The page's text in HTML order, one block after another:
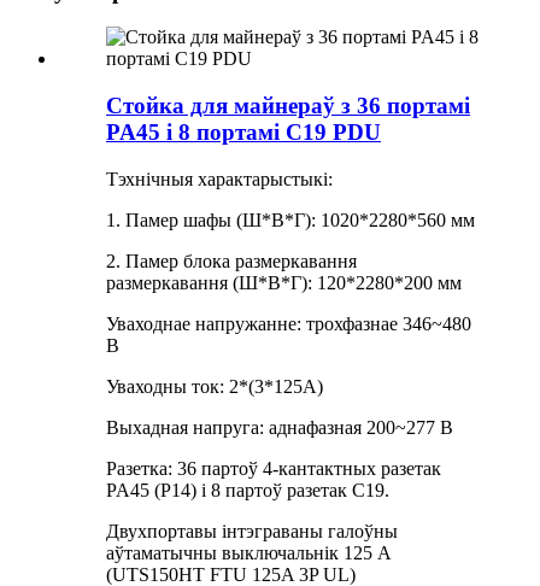
Стойка для майнераў з 36 портамі
PA45 і 8 портамі C19 PDU
Тэхнічныя характарыстыкі:
1. Памер шафы (Ш*В*Г): 1020*2280*560 мм
2. Памер блока размеркавання
размеркавання (Ш*В*Г): 120*2280*200 мм
Уваходнае напружанне: трохфазнае 346~480
В
Уваходны ток: 2*(3*125A)
Выхадная напруга: аднафазная 200~277 В
Разетка: 36 партоў 4-кантактных разетак
PA45 (P14) і 8 партоў разетак C19.
Двухпортавы інтэграваны галоўны
аўтаматычны выключальнік 125 А
(UTS150HT FTU 125A 3P UL)